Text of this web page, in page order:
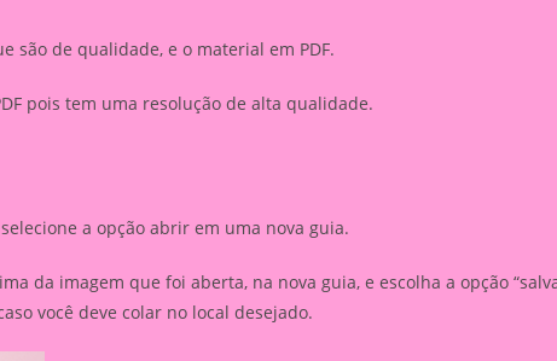
são de qualidade, e o material em PDF.
pois tem uma resolução de alta qualidade.
a opção abrir em uma nova guia.
da imagem que foi aberta, na nova guia, e escolha a opção
você deve colar no local desejado.